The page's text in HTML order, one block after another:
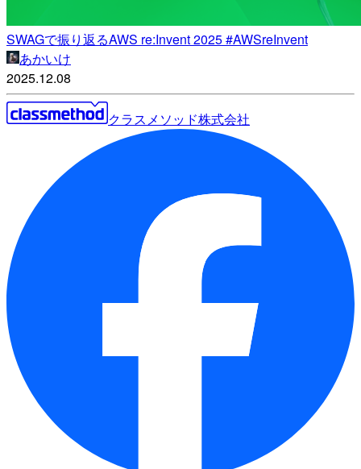
SWAGで振り返るAWS re:Invent 2025 #AWSreInvent
あかいけ
2025.12.08
クラスメソッド株式会社